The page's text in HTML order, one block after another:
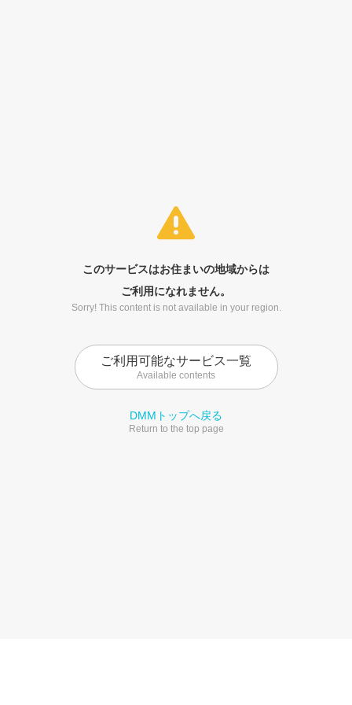
このサービスはお住まいの地域からは
ご利用になれません。
Sorry! This content is not available in your region.
ご利用可能なサービス一覧
Available contents
DMMトップへ戻る
Return to the top page